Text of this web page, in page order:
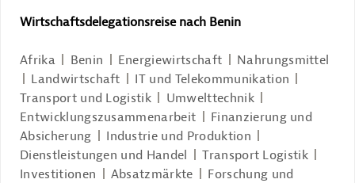
Wirtschaftsdelegationsreise nach Benin
Afrika Benin Energiewirtschaft
Nahrungsmittel
Landwirtschaft
IT und Telekommunikation
Transport und Logistik
Umwelttechnik
Entwicklungszusammenarbeit
Finanzierung und
Absicherung
Industrie und Produktion
Dienstleistungen und Handel
Transport Logistik
Investitionen
Absatzmärkte
Forschung und